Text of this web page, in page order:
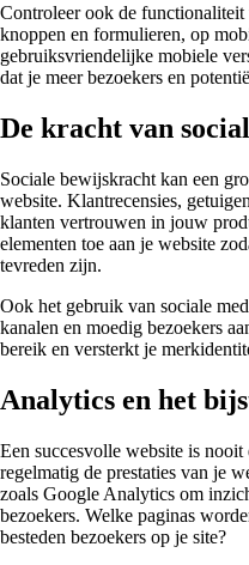
Controleer ook de functionaliteit
knoppen en formulieren, op
gebruiksvriendelijke mobiele
dat je meer bezoekers en
De kracht van
Sociale bewijskracht kan een
website. Klantrecensies,
klanten vertrouwen in jouw
elementen toe aan je website
tevreden zijn.
Ook het gebruik van sociale
kanalen en moedig bezoekers
bereik en versterkt je
Analytics en het
Een succesvolle website is
regelmatig de prestaties van je
zoals Google Analytics om
bezoekers. Welke paginas
besteden bezoekers op je site?